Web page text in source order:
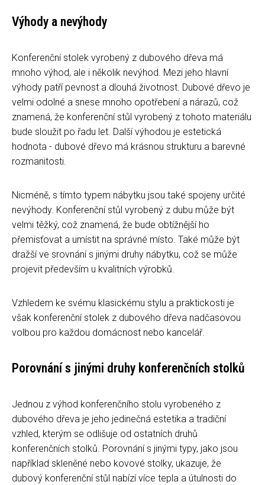
Výhody a nevýhody
Konferenční stolek vyrobený z dubového dřeva má
mnoho výhod, ale i několik nevýhod. Mezi jeho hlavní
výhody patří pevnost a dlouhá životnost. Dubové dřevo je
velmi odolné a snese mnoho opotřebení a nárazů, což
znamená, že konferenční stůl vyrobený z tohoto materiálu
bude sloužit po řadu let. Další výhodou je estetická
hodnota - dubové dřevo má krásnou strukturu a barevné
rozmanitosti.
Nicméně, s tímto typem nábytku jsou také spojeny určité
nevýhody. Konferenční stůl vyrobený z dubu může být
velmi těžký, což znamená, že bude obtížnější ho
přemisťovat a umístit na správné místo. Také může být
dražší ve srovnání s jinými druhy nábytku, což se může
projevit především u kvalitních výrobků.
Vzhledem ke svému klasickému stylu a praktickosti je
však konferenční stolek z dubového dřeva nadčasovou
volbou pro každou domácnost nebo kancelář.
Porovnání s jinými druhy konferenčních stolků
Jednou z výhod konferenčního stolu vyrobeného z
dubového dřeva je jeho jedinečná estetika a tradiční
vzhled, kterým se odlišuje od ostatních druhů
konferenčních stolků. Porovnání s jinými typy, jako jsou
například skleněné nebo kovové stolky, ukazuje, že
dubový konferenční stůl nabízí více tepla a útulnosti do